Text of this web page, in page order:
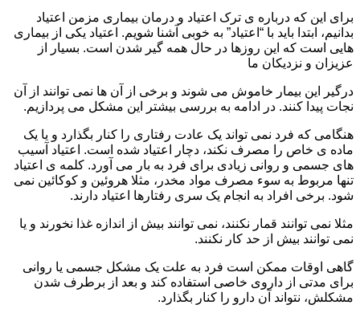
برای این که درباره ی ترک اعتیاد و درمان بیماری مزمن اعتیاد
بدانیم، ابتدا باید با “اعتیاد” به خوبی آشنا شویم. اعتیاد یکی از بیماری
هایی است که این روزها در حال همه گیر شدن است. بسیار از
عزیزان و نزدیکان ما
درگیر این بیمار خاموش می شوند و برخی از آن ها نمی توانند از آن
نجات پیدا کنند. در ادامه به بررسی بیشتر این مشکل می پردازیم.
هنگامی که فرد نمی تواند یک عادت رفتاری را کنار بگذارد و یا یک
ماده ی خاص را مصرف نکند، دچار اعتیاد شده است. اعتیاد آسیب
های جسمی و روانی زیادی برای فرد به بار می آورد. کلمه ی اعتیاد
تنها مربوط به سوء مصرف مواد مخدر، مثلا هروئین و کوکائین نمی
شود. برخی افراد به انجام یک سری رفتارها اعتیاد دارند.
مثلا نمی توانند قمار نکنند، نمی توانند بیش از اندازه غذا نخورند و یا
نمی توانند بیش از حد کار نکنند.
گاهی اوقات ممکن است فرد به علت یک مشکل جسمی یا روانی
برای مدتی از داروی خاصی استفاده کند و بعد از برطرف شدن
مشکلش، نتواند آن دارو را کنار بگذارد.